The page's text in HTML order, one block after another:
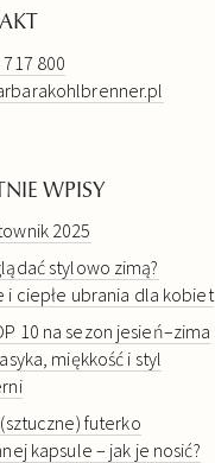
800
WPISY
2025
stylowo zimą?
i ciepłe ubrania dla kobiet
10 na sezon jesień–zima
miękkość i styl
futerko
kapsule – jak je nosić?